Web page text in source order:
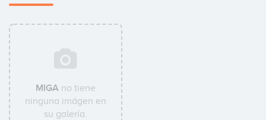
MIGA no tiene
ninguna imágen en
su galería.